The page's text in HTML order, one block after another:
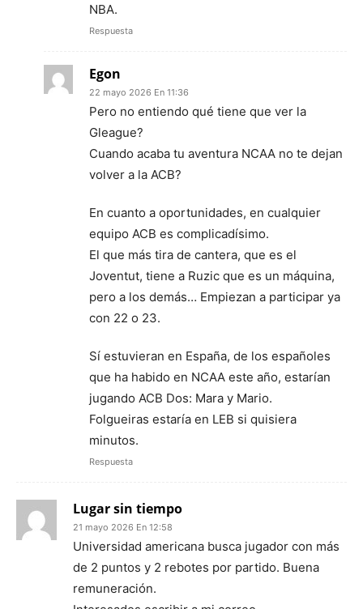
NBA.
Respuesta
Egon
22 mayo 2026 En 11:36
Pero no entiendo qué tiene que ver la
Gleague?
Cuando acaba tu aventura NCAA no te dejan
volver a la ACB?
En cuanto a oportunidades, en cualquier
equipo ACB es complicadísimo.
El que más tira de cantera, que es el
Joventut, tiene a Ruzic que es un máquina,
pero a los demás… Empiezan a participar ya
con 22 o 23.
Sí estuvieran en España, de los españoles
que ha habido en NCAA este año, estarían
jugando ACB Dos: Mara y Mario.
Folgueiras estaría en LEB si quisiera
minutos.
Respuesta
Lugar sin tiempo
21 mayo 2026 En 12:58
Universidad americana busca jugador con más
de 2 puntos y 2 rebotes por partido. Buena
remuneración.